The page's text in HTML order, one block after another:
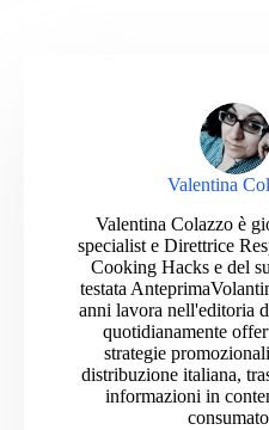
Valentina
Valentina Colazzo è
specialist e Direttrice
Cooking Hacks e del
testata
anni lavora nell'editoria
quotidianamente
strategie
distribuzione italiana,
informazioni in